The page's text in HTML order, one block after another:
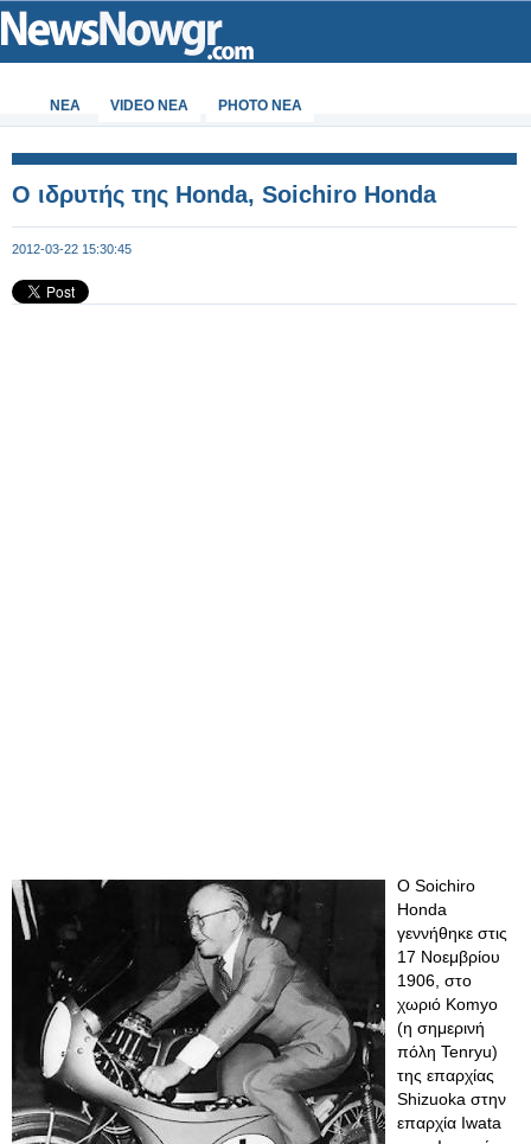
ΝΕΑ VIDEO NEA PHOTO NEA
Ο ιδρυτής της Honda, Soichiro Honda
2012-03-22 15:30:45
O Soichiro
Honda
γεννήθηκε στις
17 Νοεμβρίου
1906, στο
χωριό Komyo
(η σημερινή
πόλη Tenryu)
της επαρχίας
Shizuoka στην
επαρχία Iwata